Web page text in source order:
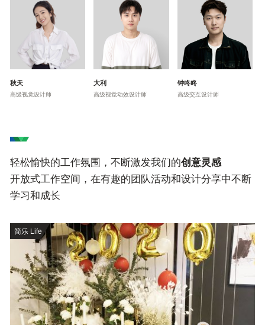
秋天
高级视觉设计师
大利
高级视觉动效设计师
钟咚咚
高级交互设计师
轻松愉快的工作氛围，不断激发我们的创意灵感
开放式工作空间，在有趣的团队活动和设计分享中不断
学习和成长
简乐 Life